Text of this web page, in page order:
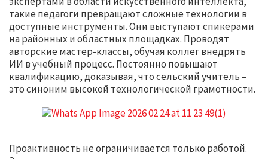
такие педагоги превращают сложные технологии в
доступные инструменты. Они выступают спикерами
на районных и областных площадках. Проводят
авторские мастер-классы, обучая коллег внедрять
ИИ в учебный процесс. Постоянно повышают
квалификацию, доказывая, что сельский учитель –
это синоним высокой технологической грамотности.
Проактивность не ограничивается только работой.